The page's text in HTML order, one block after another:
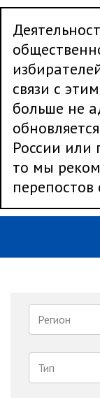
связи с
больше не
России или
то мы
перепостов
Регион
Тип